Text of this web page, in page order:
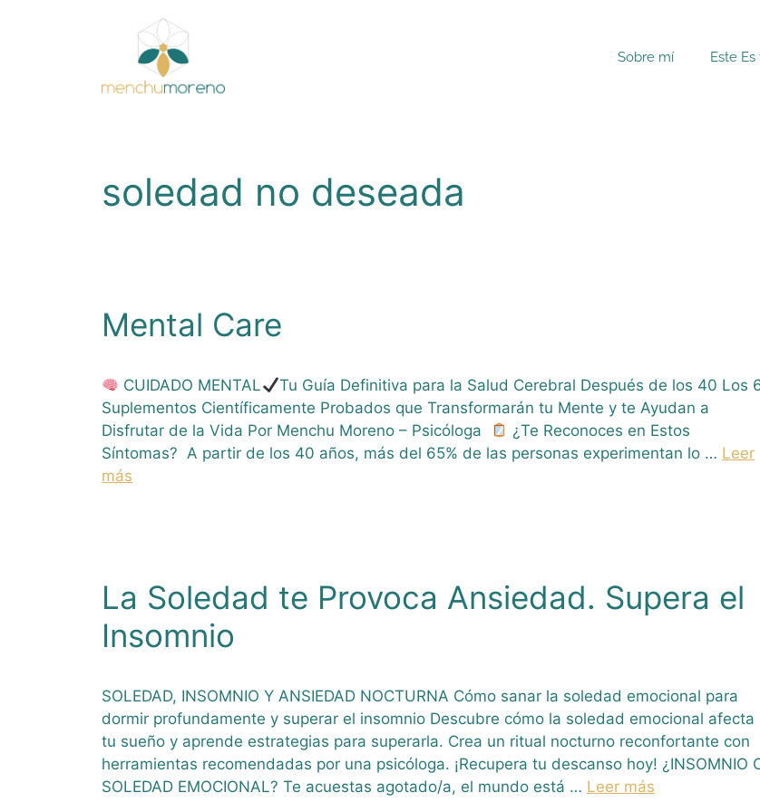
Sobre mí Este
soledad no deseada
Mental Care
CUIDADO MENTAL
Tu Guía Definitiva para la Salud Cerebral Después de los 40 Los
Suplementos Científicamente Probados que Transformarán tu Mente y te Ayudan a
Disfrutar de la Vida Por Menchu Moreno – Psicóloga
¿Te Reconoces en Estos
Síntomas? A partir de los 40 años, más del 65% de las personas experimentan lo … Leer
más
La Soledad te Provoca Ansiedad. Supera el
Insomnio
SOLEDAD, INSOMNIO Y ANSIEDAD NOCTURNA Cómo sanar la soledad emocional para
dormir profundamente y superar el insomnio Descubre cómo la soledad emocional afecta
tu sueño y aprende estrategias para superarla. Crea un ritual nocturno reconfortante con
herramientas recomendadas por una psicóloga. ¡Recupera tu descanso hoy! ¿INSOMNIO
SOLEDAD EMOCIONAL? Te acuestas agotado/a, el mundo está … Leer más